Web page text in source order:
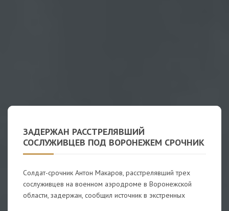
ЗАДЕРЖАН РАССТРЕЛЯВШИЙ
СОСЛУЖИВЦЕВ ПОД ВОРОНЕЖЕМ СРОЧНИК
Солдат-срочник Антон Макаров, расстрелявший трех
сослуживцев на военном аэродроме в Воронежской
области, задержан, сообщил источник в экстренных